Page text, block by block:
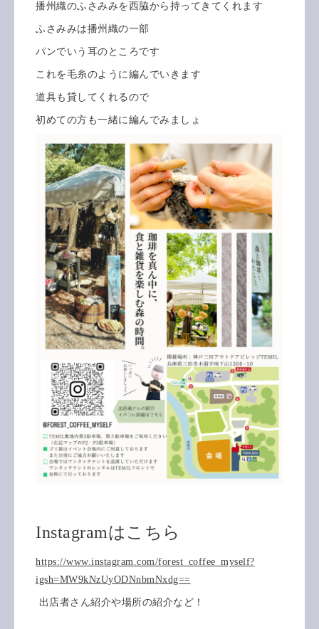
播州織のふさみみを西脇から持ってきてくれます
ふさみみは播州織の一部
パンでいう耳のところです
これを毛糸のように編んでいきます
道具も貸してくれるので
初めての方も一緒に編んでみましょ
Instagramはこちら
https://www.instagram.com/forest_coffee_myself?
igsh=MW9kNzUyODNnbmNxdg==
出店者さん紹介や場所の紹介など！